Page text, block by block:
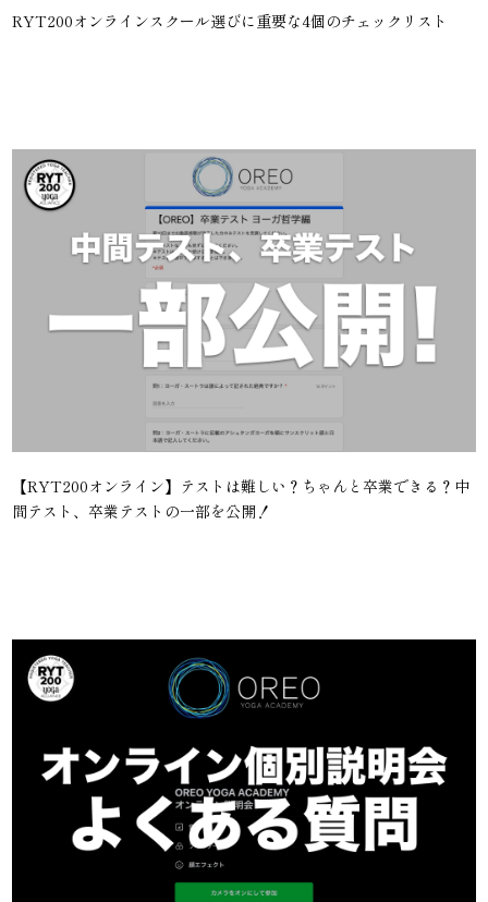
RYT200オンラインスクール選びに重要な4個のチェックリスト
【RYT200オンライン】テストは難しい？ちゃんと卒業できる？中
間テスト、卒業テストの一部を公開！